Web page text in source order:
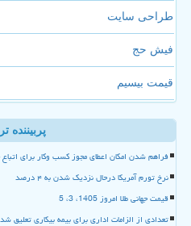
طراحی سایت
فیش حج
قیمت بیسیم
پربیننده
فراهم شدن امکان اعطای مجوز کسب وکار برای اتباع
نرخ تورم آمریکا درحال نزدیک شدن به ۴ درصد
قیمت جهانی طلا امروز 1405، 3، 5
تعدادی از الزامات اداری برای بیمه بیکاری تعلیق شد